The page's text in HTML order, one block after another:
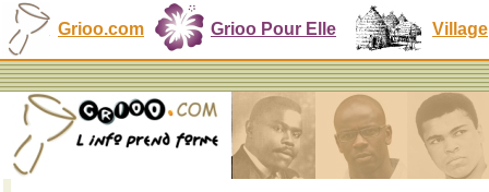
Grioo.com Grioo Pour Elle Village